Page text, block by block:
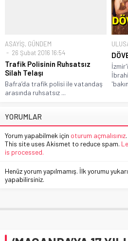
ASAYİŞ, GÜNDEM
26 Şubat 2016 16:54
Trafik Polisinin Ruhsatsız
Silah Telaşı
Bafra’da trafik polisi ile vatandaş
arasında ruhsatsız ...
YORUMLAR
Yorum yapabilmek için oturum açmalısınız.
This site uses Akismet to reduce spam.
is processed.
Henüz yorum yapılmamış. İlk yorumu
yapabilirsiniz.